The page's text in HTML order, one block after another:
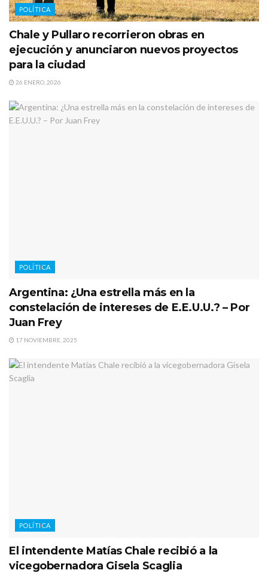
POLÍTICA
Chale y Pullaro recorrieron obras en
ejecución y anunciaron nuevos proyectos
para la ciudad
26 ENERO, 2026
POLÍTICA
Argentina: ¿Una estrella más en la
constelación de intereses de E.E.U.U.? – Por
Juan Frey
17 NOVIEMBRE, 2025
POLÍTICA
El intendente Matías Chale recibió a la
vicegobernadora Gisela Scaglia